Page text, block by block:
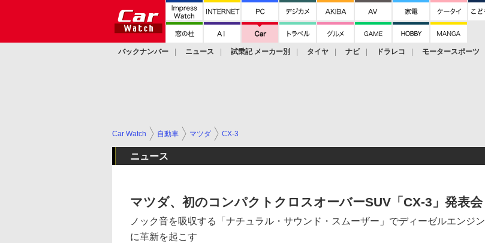
バックナンバー ニュース 試乗記 メーカー別 タイヤ ナビ ドラレコ モータースポーツ
Car Watch 自動車 マツダ CX-3
ニュース
マツダ、初のコンパクトクロスオーバーSUV「CX-3」発表会
ノック音を吸収する「ナチュラル・サウンド・スムーザー」でディーゼルエンジン
に革新を起こす